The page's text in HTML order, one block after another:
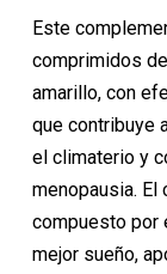
era:
Este
comprimidos
amarillo, con
que contribuye
el climaterio y
menopausia. El
compuesto por
mejor sueño,